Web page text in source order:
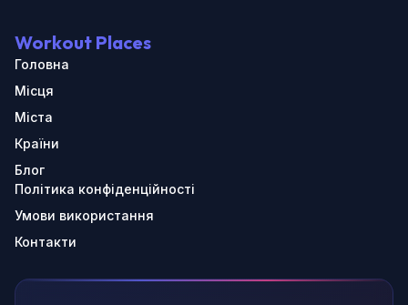
Workout Places
Головна
Місця
Міста
Країни
Блог
Політика конфіденційності
Умови використання
Контакти